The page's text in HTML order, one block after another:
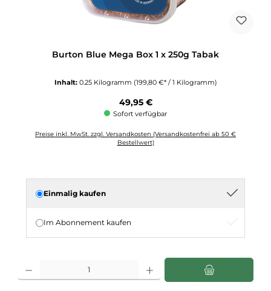
Burton Blue Mega Box 1 x 250g Tabak
Inhalt: 0.25 Kilogramm (199,80 €* / 1 Kilogramm)
Regulärer Preis:
49,95 €
Sofort verfügbar
Preise inkl. MwSt. zzgl. Versandkosten (Versandkostenfrei ab 50 €
Bestellwert)
Einmalig kaufen
Im Abonnement kaufen
Produkt Anzahl: Gib den gewünschten Wert ein oder benutze die Schaltflächen